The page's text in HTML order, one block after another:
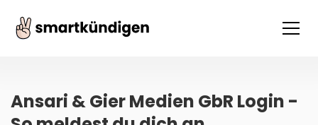
Ansari & Gier Medien GbR Login -